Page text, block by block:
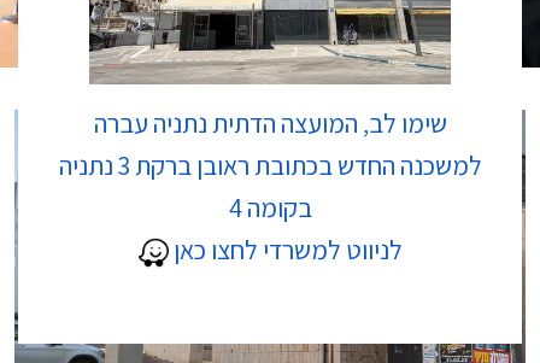
שימו לב, המועצה הדתית נתניה עברה
למשכנה החדש בכתובת ראובן ברקת 3 נתניה
בקומה 4
לניווט למשרדי לחצו כאן